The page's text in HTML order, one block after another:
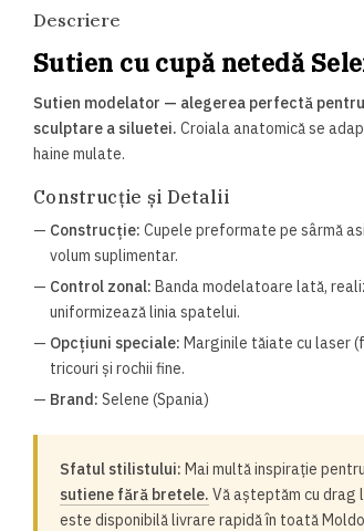
Descriere
Sutien cu cupă netedă
Sutien modelator — alegerea perfectă
sculptare a siluetei. Croiala anatomică se
haine mulate.
Construcție și Detalii
— Construcție: Cupele preformate pe sârmă
volum suplimentar.
— Control zonal: Banda modelatoare lată,
uniformizează linia spatelui.
— Opcțiuni speciale: Marginile tăiate cu laser
tricouri și rochii fine.
— Brand: Selene (Spania)
Sfatul stilistului: Mai multă inspirație
sutiene fără bretele. Vă așteptăm cu drag
este disponibilă livrare rapidă în toată